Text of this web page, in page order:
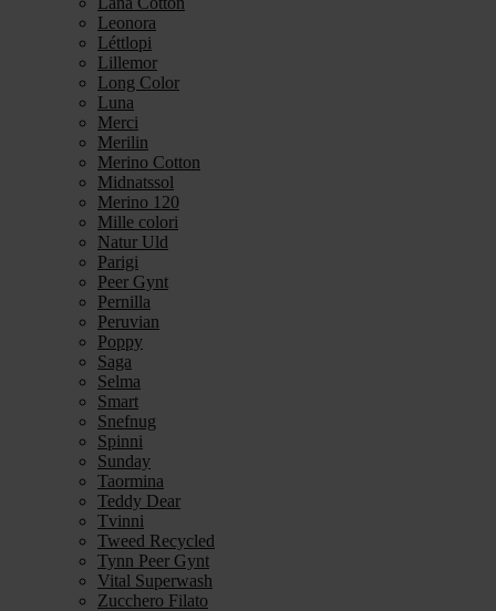
Leonora
Léttlopi
Lillemor
Long Color
Luna
Merci
Merilin
Merino Cotton
Midnatssol
Merino 120
Mille colori
Natur Uld
Parigi
Peer Gynt
Pernilla
Peruvian
Poppy
Saga
Selma
Smart
Snefnug
Spinni
Sunday
Taormina
Teddy Dear
Tvinni
Tweed Recycled
Tynn Peer Gynt
Vital Superwash
Zucchero Filato